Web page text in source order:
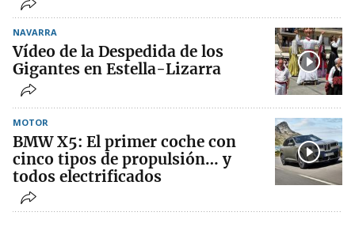
NAVARRA
Vídeo de la Despedida de los
Gigantes en Estella-Lizarra
MOTOR
BMW X5: El primer coche con
cinco tipos de propulsión… y
todos electrificados